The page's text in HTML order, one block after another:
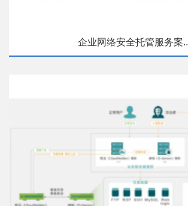
企业网络安全托管服务案